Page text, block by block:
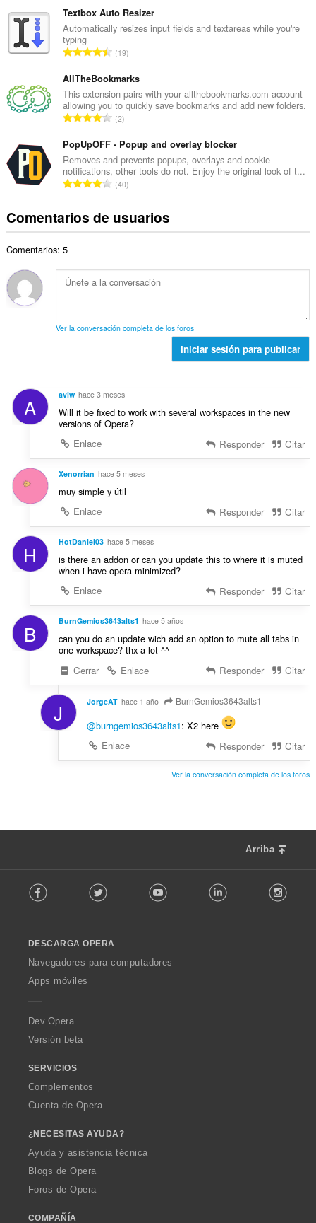
o
t
a
d
e
p
u
t
u
a
c
o
n
:
m
e
o
o
t
a
d
e
p
u
t
u
i
o
s
Textbox Auto Resizer
Automatically resizes input fields and textareas while you're
typing
N
m
e
r
o
o
t
a
e
p
t
c
i
s
:
19
AllTheBookmarks
This extension pairs with your allthebookmarks.com account
allowing you to quickly save bookmarks and add new folders.
N
m
e
r
o
o
t
d
e
n
i
o
n
s
:
2
PopUpOFF - Popup and overlay blocker
Removes and prevents popups, overlays and cookie
notifications, other tools do not. Enjoy the original look of t...
N
m
e
t
o
l
n
t
u
o
n
s
:
40
Comentarios de usuarios
Comentarios: 5
Ver la conversación completa de los foros
Iniciar sesión para publicar
A aviw hace 3 meses
Will it be fixed to work with several workspaces in the new
versions of Opera?
Enlace
Responder Citar
Xenorrian hace 5 meses
muy simple y útil
Enlace
Responder Citar
H HotDaniel03 hace 5 meses
is there an addon or can you update this to where it is muted
when i have opera minimized?
Enlace
Responder Citar
B BurnGemios3643alts1 hace 5 años
can you do an update wich add an option to mute all tabs in
one workspace? thx a lot ^^
Cerrar
Enlace Responder Citar
J JorgeAT hace 1 año BurnGemios3643alts1
@burngemios3643alts1: X2 here
Enlace
Responder Citar
Ver la conversación completa de los foros
Arriba
o
w
O
p
a
Facebook Twitter Youtube LinkedIn
DESCARGA OPERA
Navegadores para computadores
Apps móviles
Dev.Opera
Versión beta
SERVICIOS
Complementos
Cuenta de Opera
¿NECESITAS AYUDA?
Ayuda y asistencia técnica
Blogs de Opera
Foros de Opera
COMPAÑÍA